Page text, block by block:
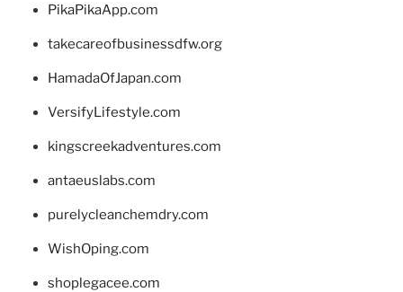
PikaPikaApp.com
takecareofbusinessdfw.org
HamadaOfJapan.com
VersifyLifestyle.com
kingscreekadventures.com
antaeuslabs.com
purelycleanchemdry.com
WishOping.com
shoplegacee.com